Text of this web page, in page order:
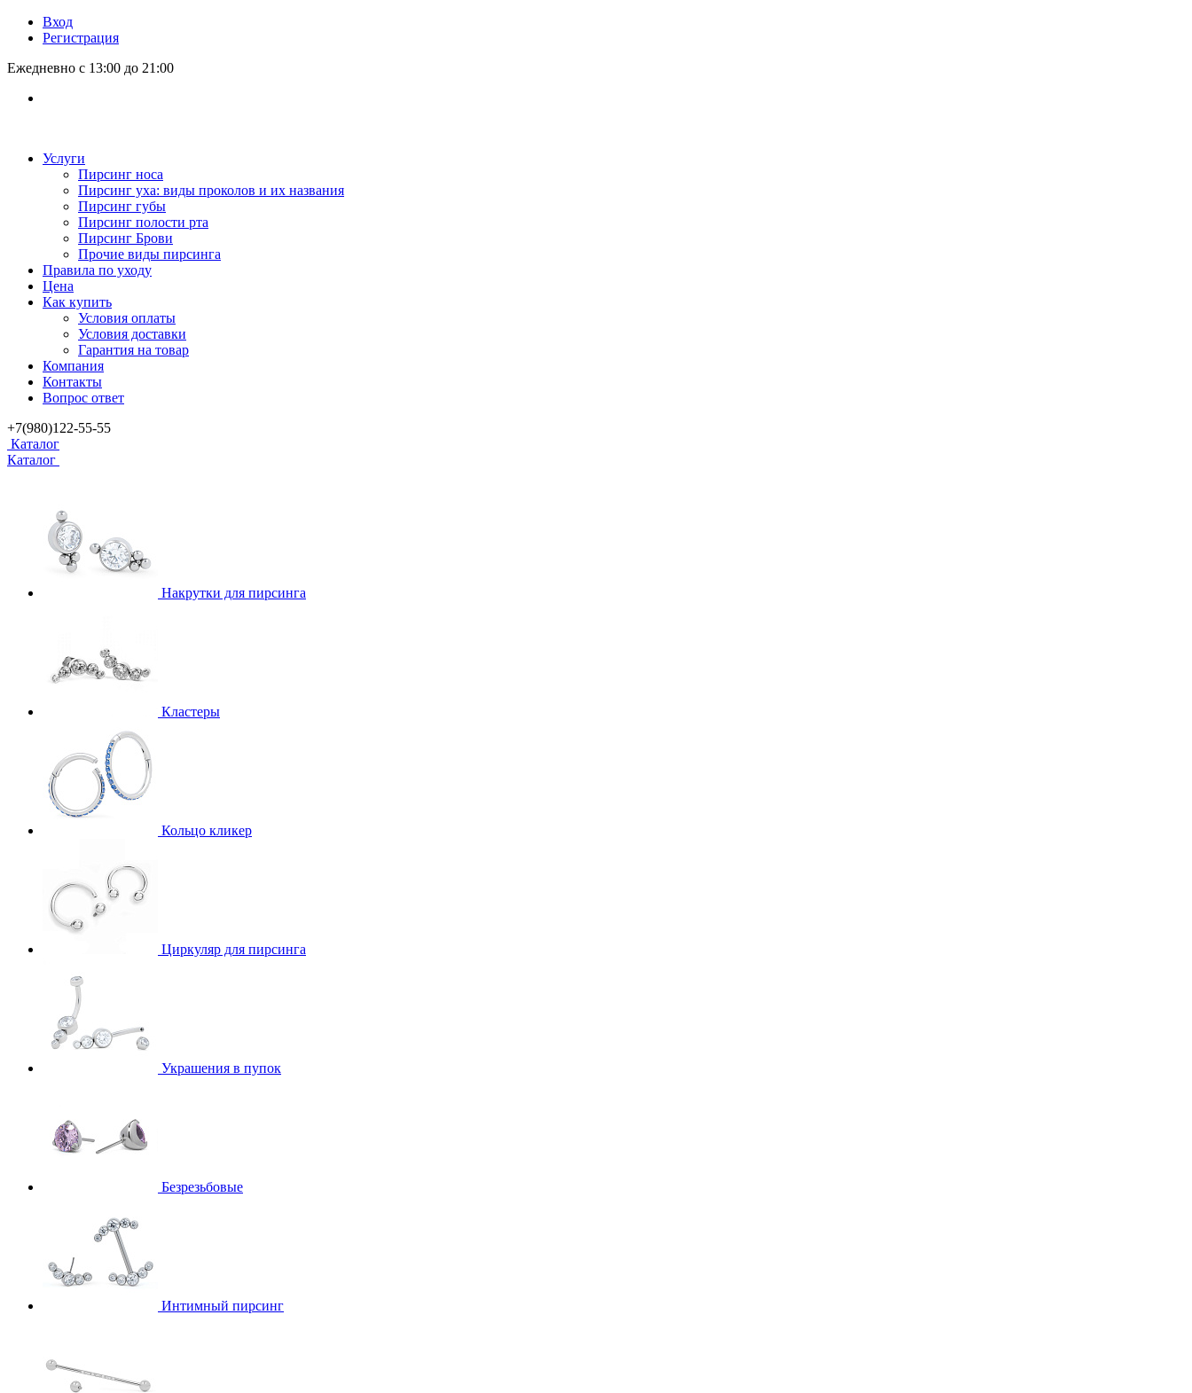
Вход
Регистрация
Ежедневно с 13:00 до 21:00
Услуги
Пирсинг носа
Пирсинг уха: виды проколов и их названия
Пирсинг губы
Пирсинг полости рта
Пирсинг Брови
Прочие виды пирсинга
Правила по уходу
Цена
Как купить
Условия оплаты
Условия доставки
Гарантия на товар
Компания
Контакты
Вопрос ответ
+7(980)122-55-55
Каталог
Каталог
Накрутки для пирсинга
Кластеры
Кольцо кликер
Циркуляр для пирсинга
Украшения в пупок
Безрезьбовые
Интимный пирсинг